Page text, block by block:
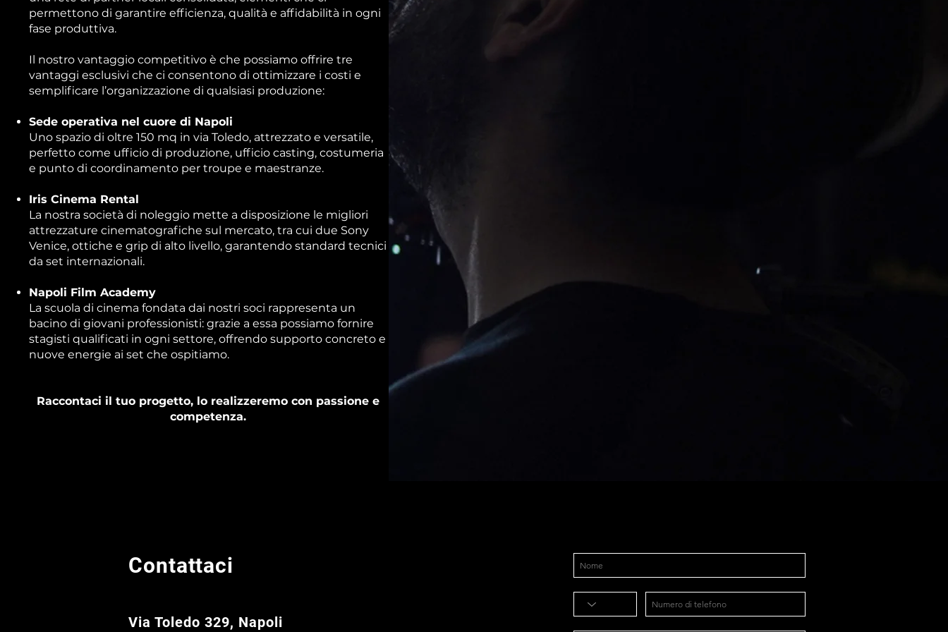
permettono di garantire efficienza, qualità e affidabilità in ogni
fase produttiva.
Il nostro vantaggio competitivo è che possiamo offrire tre
vantaggi esclusivi che ci consentono di ottimizzare i costi e
semplificare l’organizzazione di qualsiasi produzione:
Sede operativa nel cuore di Napoli
Uno spazio di oltre 150 mq in via Toledo, attrezzato e versatile,
perfetto come ufficio di produzione, ufficio casting, costumeria
e punto di coordinamento per troupe e maestranze.
Iris Cinema Rental
La nostra società di noleggio mette a disposizione le migliori
attrezzature cinematografiche sul mercato, tra cui due Sony
Venice, ottiche e grip di alto livello, garantendo standard tecnici
da set internazionali.
Napoli Film Academy
La scuola di cinema fondata dai nostri soci rappresenta un
bacino di giovani professionisti: grazie a essa possiamo fornire
stagisti qualificati in ogni settore, offrendo supporto concreto e
nuove energie ai set che ospitiamo.
Raccontaci il tuo progetto, lo realizzeremo con passione e
competenza.
Contattaci
Via Toledo 329, Napoli